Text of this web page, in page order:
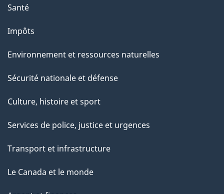
t
e
p
a
e
Santé
Impôts
Environnement et ressources naturelles
Sécurité nationale et défense
Culture, histoire et sport
Services de police, justice et urgences
Transport et infrastructure
Le Canada et le monde